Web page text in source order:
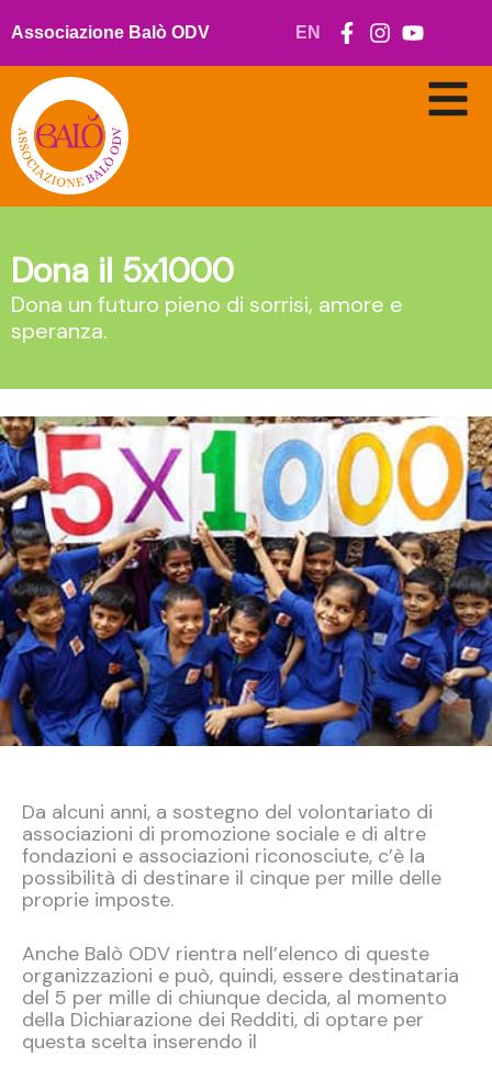
Associazione Balò ODV EN
Dona il 5x1000
Dona un futuro pieno di sorrisi, amore e
speranza.
Da alcuni anni, a sostegno del volontariato di
associazioni di promozione sociale e di altre
fondazioni e associazioni riconosciute, c’è la
possibilità di destinare il cinque per mille delle
proprie imposte.
Anche Balò ODV rientra nell’elenco di queste
organizzazioni e può, quindi, essere destinataria
del 5 per mille di chiunque decida, al momento
della Dichiarazione dei Redditi, di optare per
questa scelta inserendo il